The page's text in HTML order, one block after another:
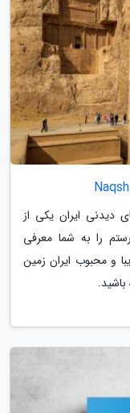
دیدنی ایران یکی از
را به شما معرفی
و محبوب ایران زمین